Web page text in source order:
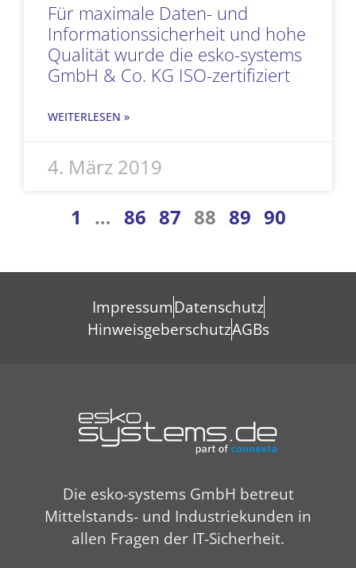
Für maximale Daten- und
Informationssicherheit und hohe
Qualität wurde die esko-systems
GmbH & Co. KG ISO-zertifiziert
WEITERLESEN »
4. März 2019
1 … 86 87 88 89 90
ImpressumDatenschutz
HinweisgeberschutzAGBs
Die esko-systems GmbH betreut
Mittelstands- und Industriekunden in
allen Fragen der IT-Sicherheit.